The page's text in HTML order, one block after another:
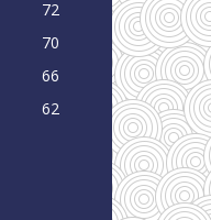
72
70
66
62